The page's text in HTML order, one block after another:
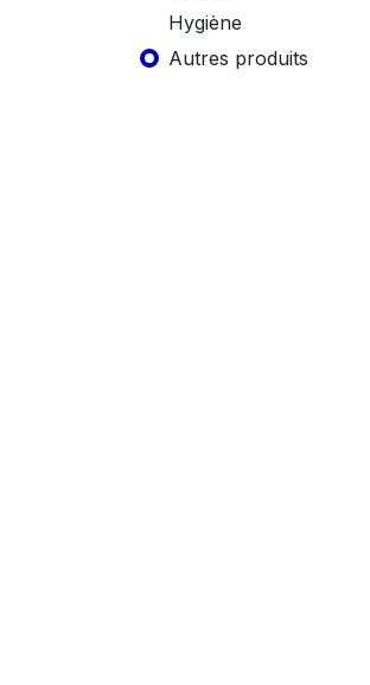
Hygiène
Autres produits